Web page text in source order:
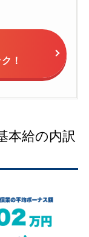
！
本給の内訳